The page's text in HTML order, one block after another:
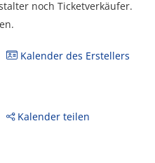
noch Ticketverkäufer.
Kalender des Erstellers
Kalender teilen